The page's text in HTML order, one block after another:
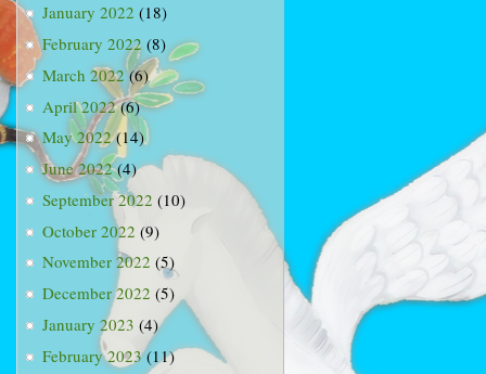
January 2022 (18)
February 2022 (8)
March 2022(6)
April 2022(6)
May 2022(14)
June 2022(4)
September 2022 (10)
October 2022 (9)
November 2022 (5)
December 2022 (5)
January 2023 (4)
February 2023(11)